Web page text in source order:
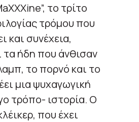
το τρίτο
τρόμου που
και συνέχεια,
τα ήδη που άνθισαν
το πορνό και το
μια ψυχαγωγική
τρόπο- ιστορία. Ο
που έχει